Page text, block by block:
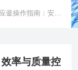
指南：安全、效率与质量控制
率与质量控